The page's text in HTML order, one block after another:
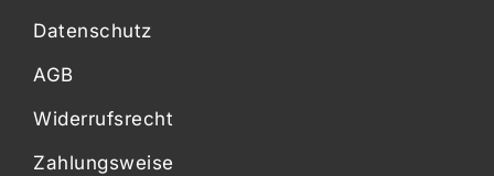
Datenschutz
AGB
Widerrufsrecht
Zahlungsweise